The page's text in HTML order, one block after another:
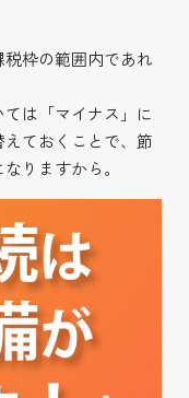
枠の範囲内であれ
は「マイナス」に
ておくことで、節
りますから。